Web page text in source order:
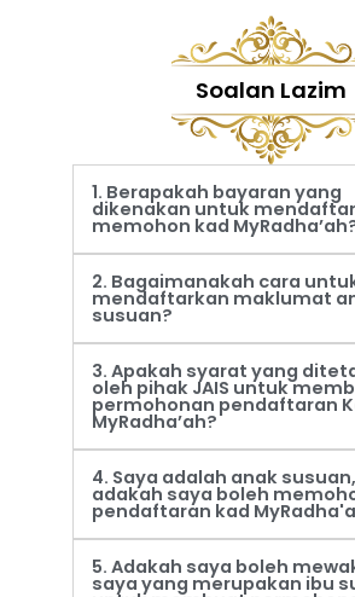
Soalan Lazim
1. Berapakah bayaran yang
dikenakan untuk
memohon kad
2. Bagaimanakah cara
mendaftarkan maklumat
susuan?
3. Apakah syarat yang
oleh pihak JAIS untuk
permohonan pendaftaran
MyRadha’ah?
4. Saya adalah anak susuan,
adakah saya boleh
pendaftaran kad
5. Adakah saya boleh
saya yang merupakan ibu